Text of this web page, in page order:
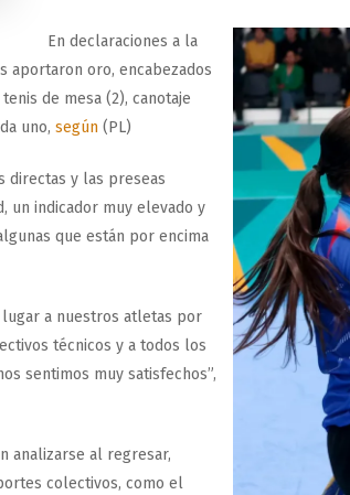
En declaraciones a la
aportaron oro, encabezados
de mesa (2), canotaje
uno, según (PL)
directas y las preseas
un indicador muy elevado y
que están por encima
a nuestros atletas por
técnicos y a todos los
sentimos muy satisfechos”,
analizarse al regresar,
colectivos, como el